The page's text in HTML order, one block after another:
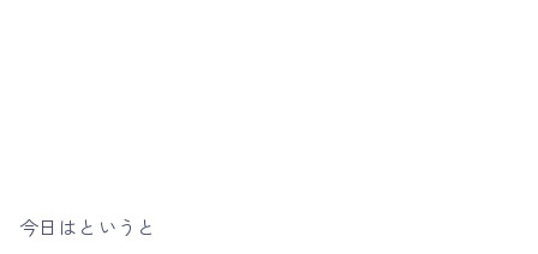
今日はというと